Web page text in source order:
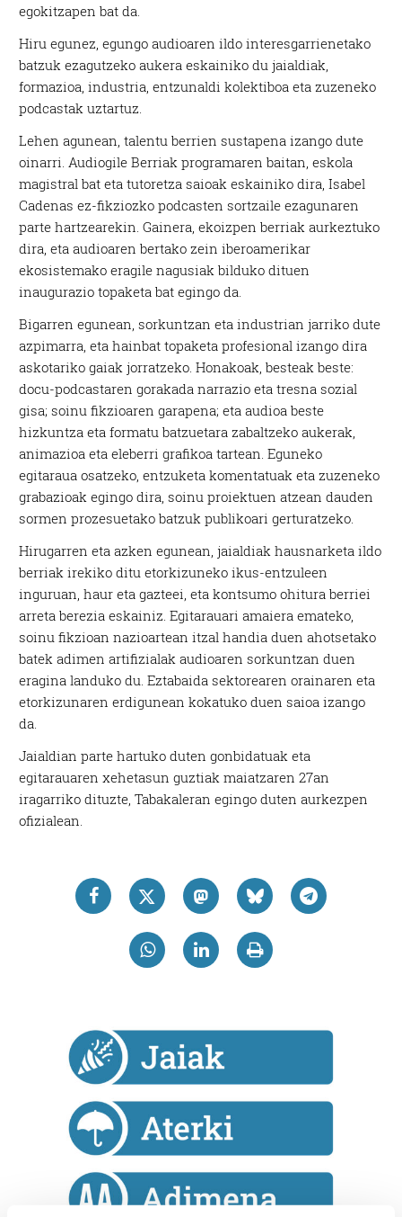
egokitzapen bat da.
Hiru egunez, egungo audioaren ildo interesgarrienetako
batzuk ezagutzeko aukera eskainiko du jaialdiak,
formazioa, industria, entzunaldi kolektiboa eta zuzeneko
podcastak uztartuz.
Lehen agunean, talentu berrien sustapena izango dute
oinarri. Audiogile Berriak programaren baitan, eskola
magistral bat eta tutoretza saioak eskainiko dira, Isabel
Cadenas ez-fikziozko podcasten sortzaile ezagunaren
parte hartzearekin. Gainera, ekoizpen berriak aurkeztuko
dira, eta audioaren bertako zein iberoamerikar
ekosistemako eragile nagusiak bilduko dituen
inaugurazio topaketa bat egingo da.
Bigarren egunean, sorkuntzan eta industrian jarriko dute
azpimarra, eta hainbat topaketa profesional izango dira
askotariko gaiak jorratzeko. Honakoak, besteak beste:
docu-podcastaren gorakada narrazio eta tresna sozial
gisa; soinu fikzioaren garapena; eta audioa beste
hizkuntza eta formatu batzuetara zabaltzeko aukerak,
animazioa eta eleberri grafikoa tartean. Eguneko
egitaraua osatzeko, entzuketa komentatuak eta zuzeneko
grabazioak egingo dira, soinu proiektuen atzean dauden
sormen prozesuetako batzuk publikoari gerturatzeko.
Hirugarren eta azken egunean, jaialdiak hausnarketa ildo
berriak irekiko ditu etorkizuneko ikus-entzuleen
inguruan, haur eta gazteei, eta kontsumo ohitura berriei
arreta berezia eskainiz. Egitarauari amaiera emateko,
soinu fikzioan nazioartean itzal handia duen ahotsetako
batek adimen artifizialak audioaren sorkuntzan duen
eragina landuko du. Eztabaida sektorearen orainaren eta
etorkizunaren erdigunean kokatuko duen saioa izango
da.
Jaialdian parte hartuko duten gonbidatuak eta
egitarauaren xehetasun guztiak maiatzaren 27an
iragarriko dituzte, Tabakaleran egingo duten aurkezpen
ofizialean.